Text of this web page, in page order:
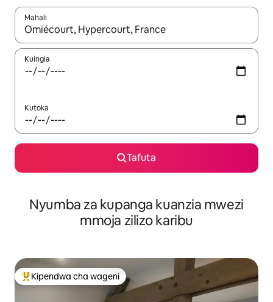
Mahali
Wakati matokeo yanapatikana, vinjari kwa kutumia vitufe vya
Kuingia
Kutoka
Tafuta
Nyumba za kupanga kuanzia mwezi
mmoja zilizo karibu
Kipendwa maarufu cha wageni
Kipendwa cha wageni